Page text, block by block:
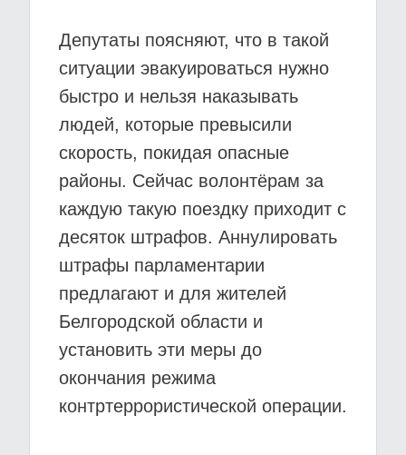
Депутаты поясняют, что в такой
ситуации эвакуироваться нужно
быстро и нельзя наказывать
людей, которые превысили
скорость, покидая опасные
районы. Сейчас волонтёрам за
каждую такую поездку приходит с
десяток штрафов. Аннулировать
штрафы парламентарии
предлагают и для жителей
Белгородской области и
установить эти меры до
окончания режима
контртеррористической операции.